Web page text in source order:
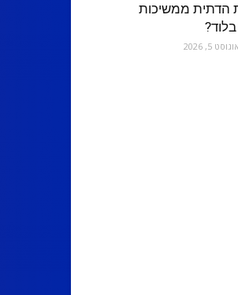
הדתית ממשיכות
אוגוסט 5, 2026